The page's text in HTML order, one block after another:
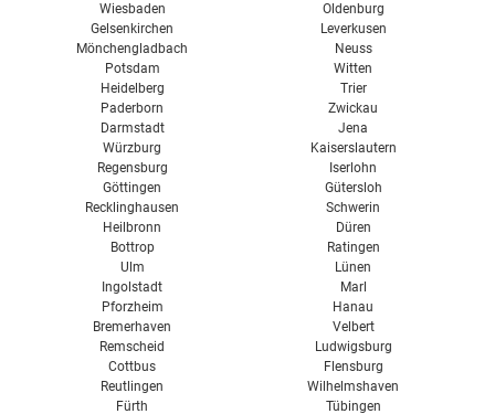
Wiesbaden
Gelsenkirchen
Mönchengladbach
Oldenburg
Leverkusen
Neuss
Potsdam
Heidelberg
Paderborn
Darmstadt
Würzburg
Regensburg
Göttingen
Recklinghausen
Heilbronn
Bottrop
Ulm
Ingolstadt
Pforzheim
Bremerhaven
Remscheid
Cottbus
Reutlingen
Fürth
Witten
Trier
Zwickau
Jena
Kaiserslautern
Iserlohn
Gütersloh
Schwerin
Düren
Ratingen
Lünen
Marl
Hanau
Velbert
Ludwigsburg
Flensburg
Wilhelmshaven
Tübingen